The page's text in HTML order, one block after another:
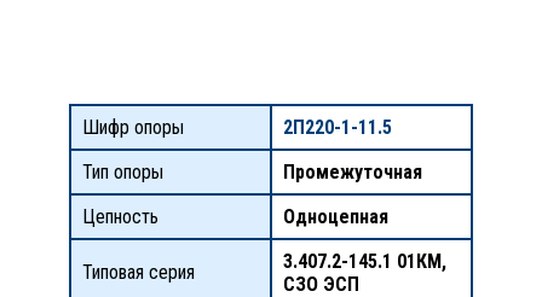
Шифр опоры
2П220-1-11.5
Тип опоры
Промежуточная
Цепность
Одноцепная
Типовая серия
3.407.2-145.1 01КМ,
СЗО ЭСП